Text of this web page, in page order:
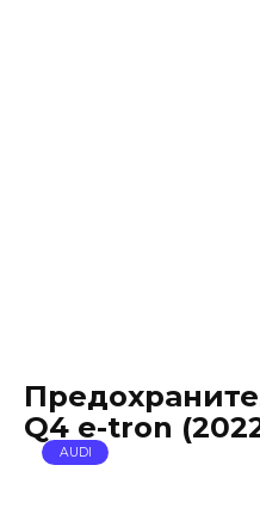
Q4 e-tron
AUDI